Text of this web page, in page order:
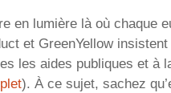
en lumière là où chaque
et GreenYellow
les aides publiques et à
). À ce sujet, sachez